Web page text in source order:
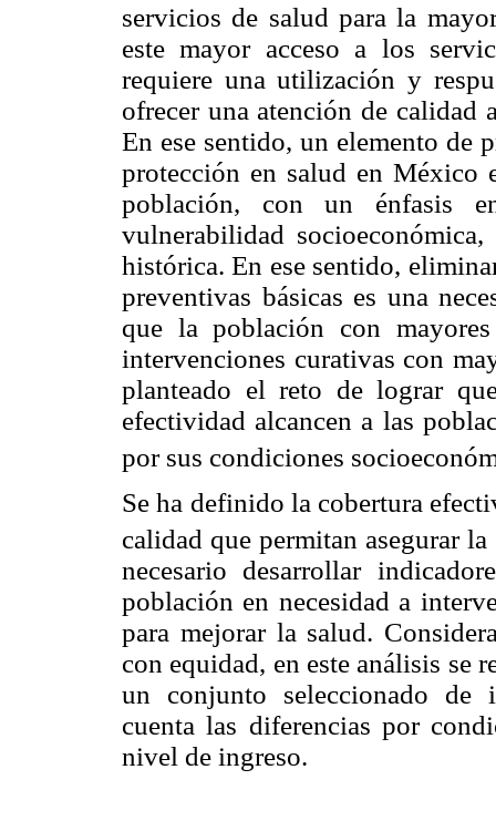
servicios de salud para la
este mayor acceso a los
requiere una utilización y
ofrecer una atención de calidad
En ese sentido, un elemento de
protección en salud en México
población, con un énfasis
vulnerabilidad
histórica. En ese sentido,
preventivas básicas es una
que la población con
intervenciones curativas con
planteado el reto de lograr
efectividad alcancen a las
por sus condiciones
Se ha definido la cobertura
calidad que permitan asegurar
necesario desarrollar
población en necesidad a
para mejorar la salud.
con equidad, en este análisis se
un conjunto seleccionado de
cuenta las diferencias por
nivel de ingreso.